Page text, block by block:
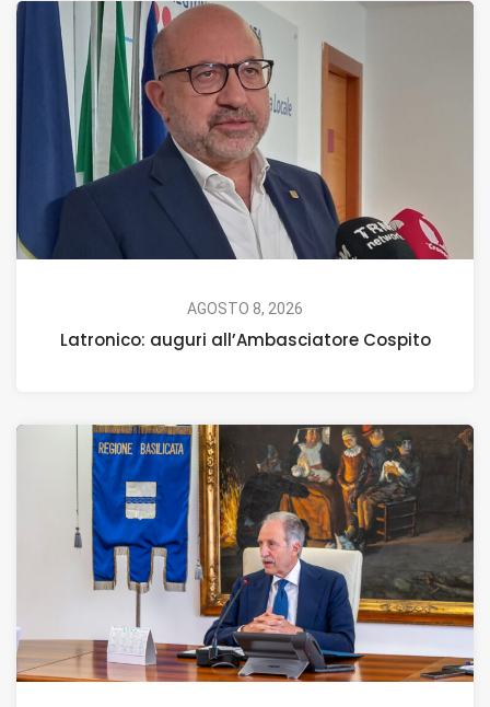
AGOSTO 8, 2026
Latronico: auguri all’Ambasciatore Cospito